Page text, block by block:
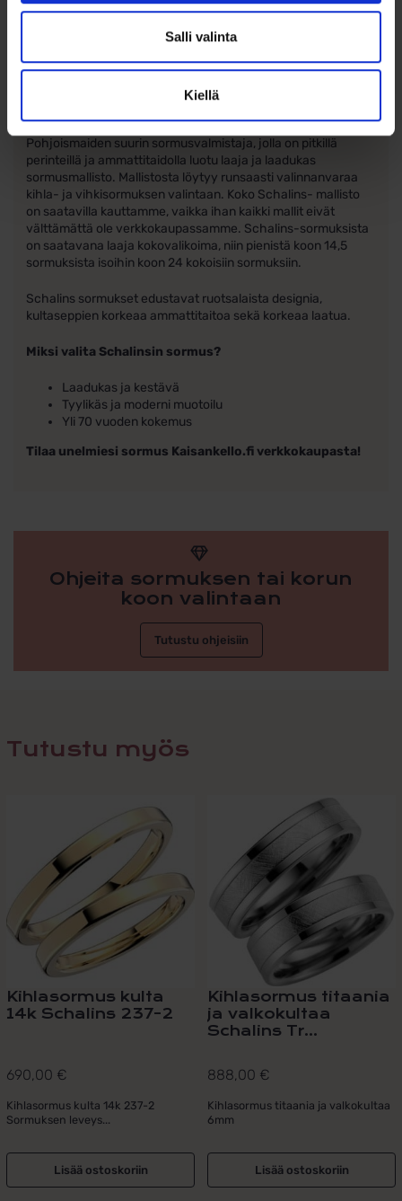
Salli valinta
Kiellä
se sisällä kuluttajansuojalain mukaista vaihto- tai
maksullinen koonmuutos on tähän sormukseen
Schalins of Sweden on vuonna 1944 perustettu
Pohjoismaiden suurin sormusvalmistaja, jolla on pitkillä
perinteillä ja ammattitaidolla luotu laaja ja laadukas
sormusmallisto. Mallistosta löytyy runsaasti valinnanvaraa
kihla- ja vihkisormuksen valintaan. Koko Schalins- mallisto
on saatavilla kauttamme, vaikka ihan kaikki mallit eivät
välttämättä ole verkkokaupassamme. Schalins-sormuksista
on saatavana laaja kokovalikoima, niin pienistä koon 14,5
sormuksista isoihin koon 24 kokoisiin sormuksiin.
Schalins sormukset edustavat ruotsalaista designia,
kultaseppien korkeaa ammattitaitoa sekä korkeaa laatua.
Miksi valita Schalinsin sormus?
Laadukas ja kestävä
Tyylikäs ja moderni muotoilu
Yli 70 vuoden kokemus
Tilaa unelmiesi sormus Kaisankello.fi verkkokaupasta!
Ohjeita sormuksen tai korun
koon valintaan
Tutustu ohjeisiin
Tutustu myös
Kihlasormus kulta
14k Schalins 237-2
690,00 €
Kihlasormus kulta 14k 237-2
Sormuksen leveys...
Lisää ostoskoriin
Kihlasormus titaania
ja valkokultaa
Schalins Tr...
888,00 €
Kihlasormus titaania ja valkokultaa
6mm
Lisää ostoskoriin